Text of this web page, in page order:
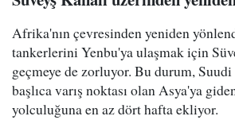
Afrika'nın çevresinden yeniden
tankerlerini Yenbu'ya ulaşmak için
geçmeye de zorluyor. Bu durum,
başlıca varış noktası olan Asya'ya
yolculuğuna en az dört hafta ekliyor.